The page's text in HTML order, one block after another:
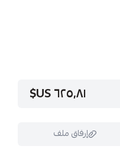
٦٢٥٫٨١ US$
إرفاق ملف